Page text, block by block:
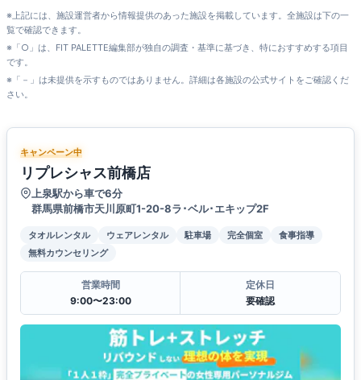
※上記には、施設運営者から情報提供のあった施設を掲載しています。全施設は下の一
覧で確認できます。
※「○」は、FIT PALETTE編集部が独自の調査・基準に基づき、特におすすめする項目
です。
※「－」は未提供を示すものではありません。詳細は各施設の公式サイトをご確認くだ
さい。
キャンペーン中
リプレシャス前橋店
上泉駅から車で6分
群馬県前橋市天川原町1-20-8ラ･ベル･エキップ2F
タオルレンタル ウェアレンタル 駐車場 完全個室
食事指導
無料カウンセリング
営業時間
9:00〜23:00
定休日
要確認